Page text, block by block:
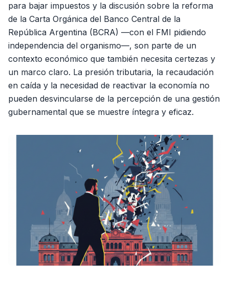
para bajar impuestos y la discusión sobre la reforma
de la Carta Orgánica del Banco Central de la
República Argentina (BCRA) —con el FMI pidiendo
independencia del organismo—, son parte de un
contexto económico que también necesita certezas y
un marco claro. La presión tributaria, la recaudación
en caída y la necesidad de reactivar la economía no
pueden desvincularse de la percepción de una gestión
gubernamental que se muestre íntegra y eficaz.